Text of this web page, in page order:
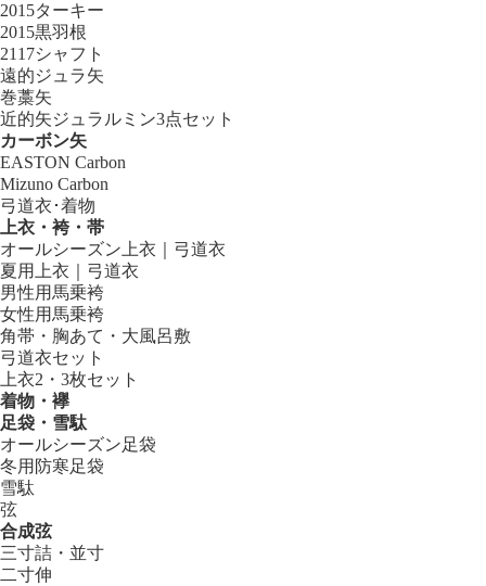
2015ターキー
2015黒羽根
2117シャフト
遠的ジュラ矢
巻藁矢
近的矢ジュラルミン3点セット
カーボン矢
EASTON Carbon
Mizuno Carbon
弓道衣･着物
上衣・袴・帯
オールシーズン上衣｜弓道衣
夏用上衣｜弓道衣
男性用馬乗袴
女性用馬乗袴
角帯・胸あて・大風呂敷
弓道衣セット
上衣2・3枚セット
着物・襷
足袋・雪駄
オールシーズン足袋
冬用防寒足袋
雪駄
弦
合成弦
三寸詰・並寸
二寸伸